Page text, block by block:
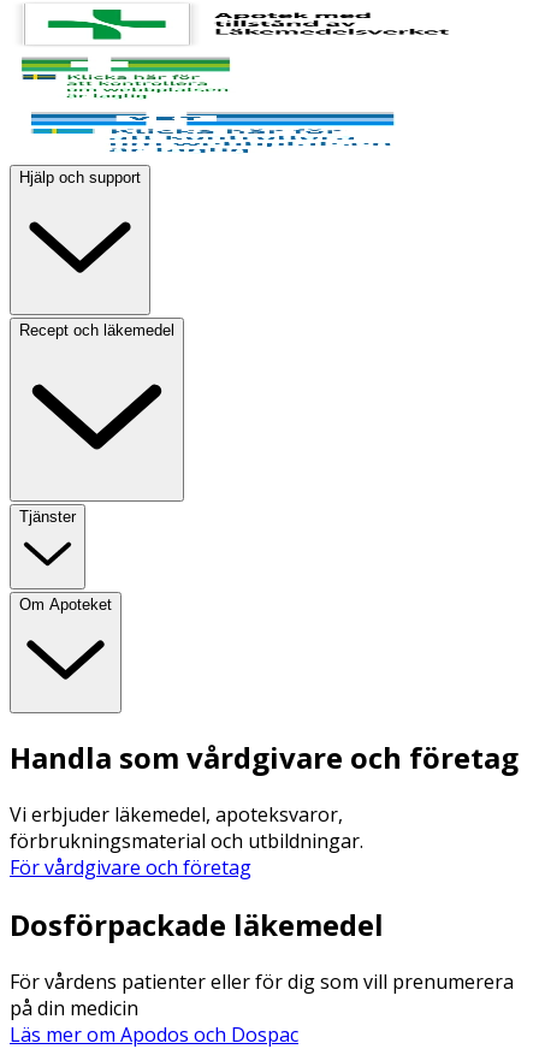
Hjälp och support
Recept och läkemedel
Tjänster
Om Apoteket
Handla som vårdgivare och företag
Vi erbjuder läkemedel, apoteksvaror,
förbrukningsmaterial och utbildningar.
För vårdgivare och företag
Dosförpackade läkemedel
För vårdens patienter eller för dig som vill prenumerera
på din medicin
Läs mer om Apodos och Dospac